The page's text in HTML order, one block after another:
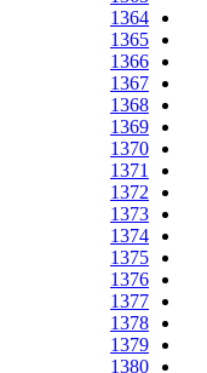
1364
1365
1366
1367
1368
1369
1370
1371
1372
1373
1374
1375
1376
1377
1378
1379
1380